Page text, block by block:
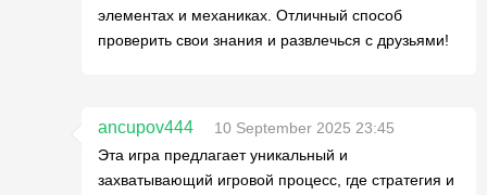
элементах и механиках. Отличный способ
проверить свои знания и развлечься с друзьями!
ancupov444
10 September 2025 23:45
Эта игра предлагает уникальный и
захватывающий игровой процесс, где стратегия и